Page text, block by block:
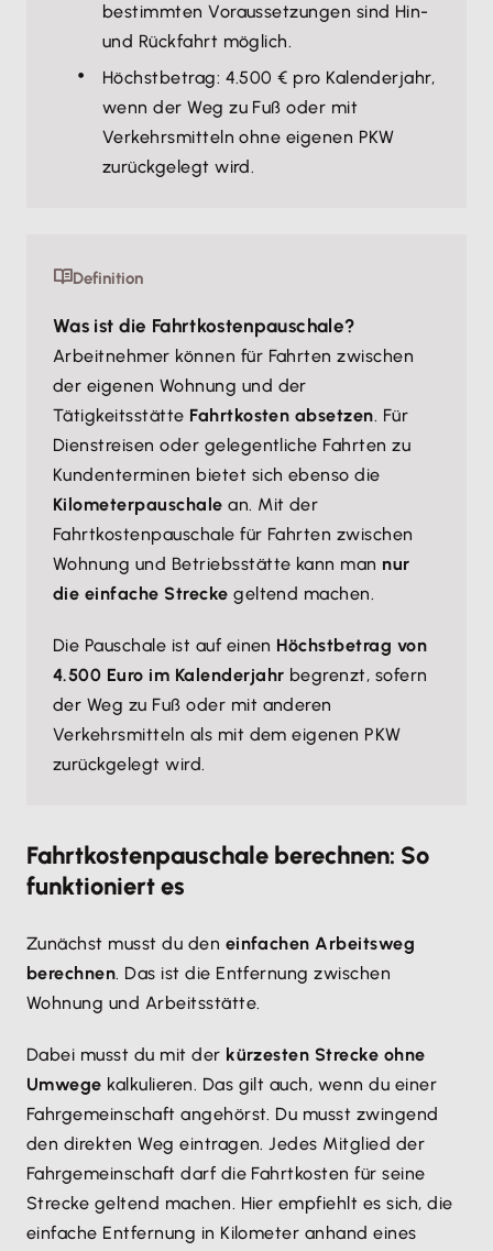
bestimmten Voraussetzungen sind Hin-
und Rückfahrt möglich.
Höchstbetrag: 4.500 € pro Kalenderjahr,
wenn der Weg zu Fuß oder mit
Verkehrsmitteln ohne eigenen PKW
zurückgelegt wird.
Definition
Was ist die Fahrtkostenpauschale?
Arbeitnehmer können für Fahrten zwischen
der eigenen Wohnung und der
Tätigkeitsstätte Fahrtkosten absetzen. Für
Dienstreisen oder gelegentliche Fahrten zu
Kundenterminen bietet sich ebenso die
Kilometerpauschale an. Mit der
Fahrtkostenpauschale für Fahrten zwischen
Wohnung und Betriebsstätte kann man nur
die einfache Strecke geltend machen.
Die Pauschale ist auf einen Höchstbetrag von
4.500 Euro im Kalenderjahr begrenzt, sofern
der Weg zu Fuß oder mit anderen
Verkehrsmitteln als mit dem eigenen PKW
zurückgelegt wird.
Fahrtkostenpauschale berechnen: So
funktioniert es
Zunächst musst du den einfachen Arbeitsweg
berechnen. Das ist die Entfernung zwischen
Wohnung und Arbeitsstätte.
Dabei musst du mit der kürzesten Strecke ohne
Umwege kalkulieren. Das gilt auch, wenn du einer
Fahrgemeinschaft angehörst. Du musst zwingend
den direkten Weg eintragen. Jedes Mitglied der
Fahrgemeinschaft darf die Fahrtkosten für seine
Strecke geltend machen. Hier empfiehlt es sich, die
einfache Entfernung in Kilometer anhand eines